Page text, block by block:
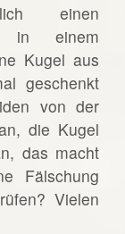
einen
in einem
Kugel aus
geschenkt
von der
die Kugel
das macht
Fälschung
Vielen